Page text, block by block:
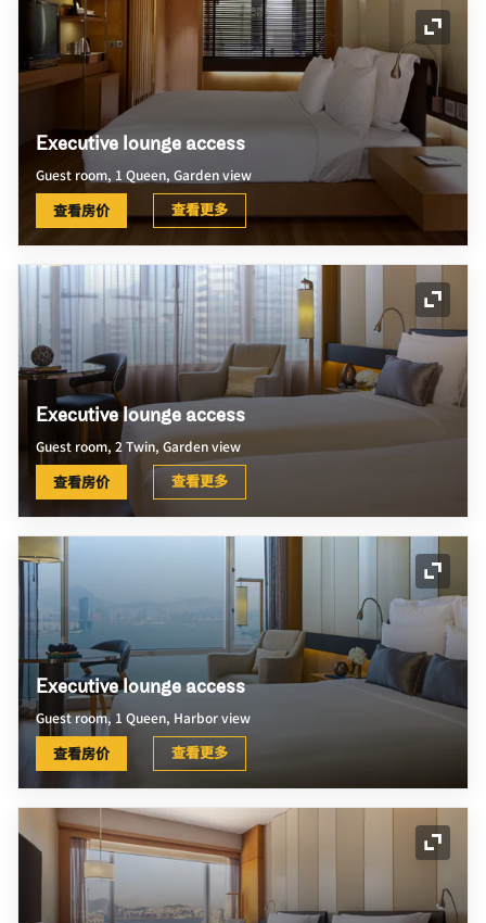
展开
Executive lounge access
Guest room, 1 Queen, Garden view
查看房价 查看更多
展开
Executive lounge access
Guest room, 2 Twin, Garden view
查看房价 查看更多
展开
Executive lounge access
Guest room, 1 Queen, Harbor view
查看房价 查看更多
展开